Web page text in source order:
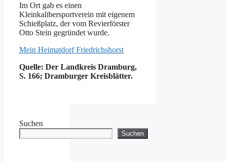
Im Ort gab es einen
Kleinkalibersportverein mit eigenem
Schießplatz, der vom Revierförster
Otto Stein gegründet wurde.
Mein Heimatdorf Friedrichshorst
Quelle: Der Landkreis Dramburg,
S. 166; Dramburger Kreisblätter.
Suchen
Suchen